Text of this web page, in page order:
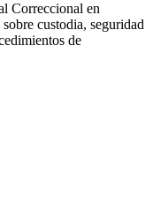
Correccional en
custodia, seguridad
de